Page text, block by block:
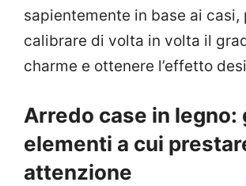
sapientemente in base ai casi,
calibrare di volta in volta il
charme e ottenere l’effetto
Arredo case in legno:
elementi a cui
attenzione